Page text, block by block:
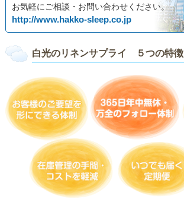
お気軽にご相談・お問い合わせください。
http://www.hakko-sleep.co.jp
白光のリネンサプライ ５つの特徴